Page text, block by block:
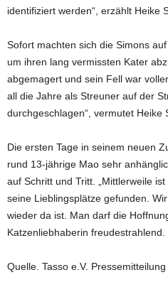
identifiziert werden“, erzählt Heike
Sofort machten sich die Simons
um ihren lang vermissten Kater
abgemagert und sein Fell war
all die Jahre als Streuner auf der
durchgeschlagen“, vermutet Heike
Die ersten Tage in seinem neuen
rund 13-jährige Mao sehr
auf Schritt und Tritt. „Mittlerweile
seine Lieblingsplätze gefunden.
wieder da ist. Man darf die
Katzenliebhaberin freudestrahlend.
Quelle. Tasso e.V. Pressemitteilung